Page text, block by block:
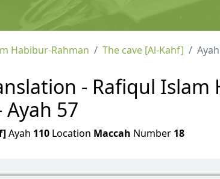
Habibur-Rahman The cave [Al-Kahf]
- Rafiqul
Ayah 57
Ayah 110 Location Maccah Number 18